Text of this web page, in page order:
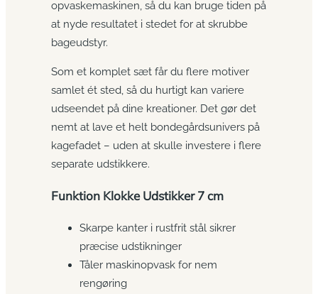
opvaskemaskinen, så du kan bruge tiden på
at nyde resultatet i stedet for at skrubbe
bageudstyr.
Som et komplet sæt får du flere motiver
samlet ét sted, så du hurtigt kan variere
udseendet på dine kreationer. Det gør det
nemt at lave et helt bondegårds­univers på
kagefadet – uden at skulle investere i flere
separate udstikkere.
Funktion Klokke Udstikker 7 cm
Skarpe kanter i rustfrit stål sikrer
præcise udstikninger
Tåler maskinopvask for nem
rengøring